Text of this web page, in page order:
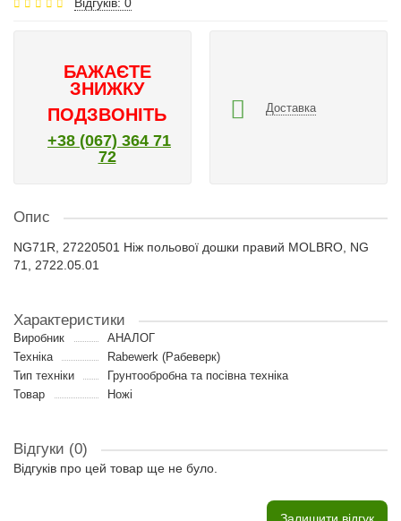
БАЖАЄТЕ
ЗНИЖКУ
ПОДЗВОНІТЬ
+38 (067) 364 71
72
Доставка
Опис
NG71R, 27220501 Ніж польової дошки правий MOLBRO, NG
71, 2722.05.01
Характеристики
Виробник
АНАЛОГ
Техніка
Rabewerk (Рабеверк)
Тип техніки
Грунтообробна та посівна техніка
Товар
Ножі
Відгуки (0)
Відгуків про цей товар ще не було.